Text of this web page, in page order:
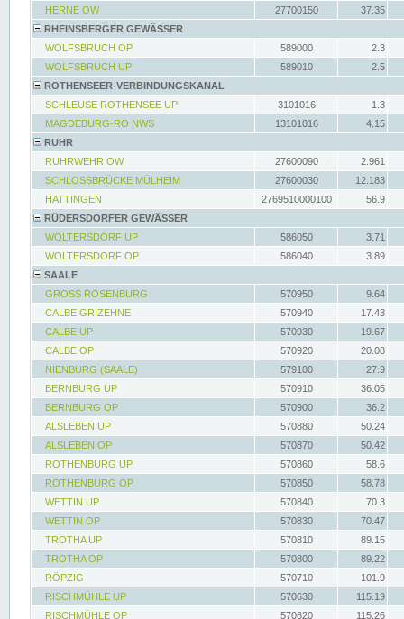
HERNE OW
27700150
37.35
RHEINSBERGER GEWÄSSER
WOLFSBRUCH OP
589000
2.3
WOLFSBRUCH UP
589010
2.5
ROTHENSEER-VERBINDUNGSKANAL
SCHLEUSE ROTHENSEE UP
3101016
1.3
MAGDEBURG-RO NWS
13101016
4.15
RUHR
RUHRWEHR OW
27600090
2.961
SCHLOSSBRÜCKE MÜLHEIM
27600030
12.183
HATTINGEN
2769510000100
56.9
RÜDERSDORFER GEWÄSSER
WOLTERSDORF UP
586050
3.71
WOLTERSDORF OP
586040
3.89
SAALE
GROSS ROSENBURG
570950
9.64
CALBE GRIZEHNE
570940
17.43
CALBE UP
570930
19.67
CALBE OP
570920
20.08
NIENBURG (SAALE)
579100
27.9
BERNBURG UP
570910
36.05
BERNBURG OP
570900
36.2
ALSLEBEN UP
570880
50.24
ALSLEBEN OP
570870
50.42
ROTHENBURG UP
570860
58.6
ROTHENBURG OP
570850
58.78
WETTIN UP
570840
70.3
WETTIN OP
570830
70.47
TROTHA UP
570810
89.15
TROTHA OP
570800
89.22
RÖPZIG
570710
101.9
RISCHMÜHLE UP
570630
115.19
RISCHMÜHLE OP
570620 115.26